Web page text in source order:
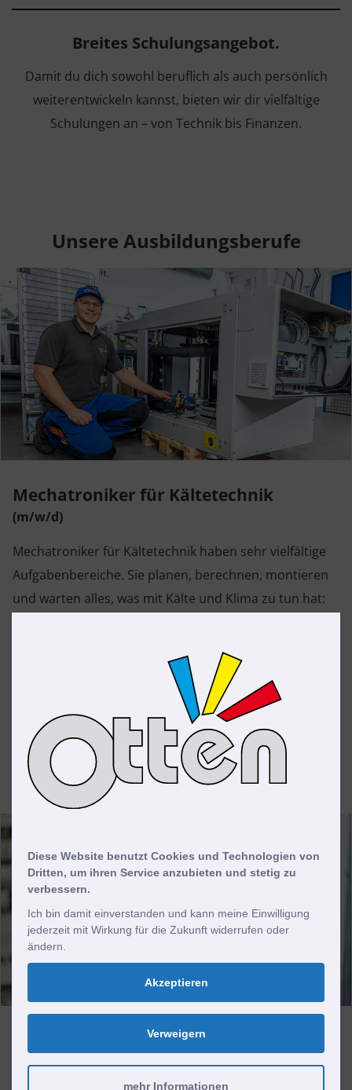
Breites Schulungsangebot.
Damit du dich sowohl beruflich als auch persönlich
weiterentwickeln kannst, bieten wir dir vielfältige
Schulungen an – von Technik bis Finanzen.
Unsere Ausbildungsberufe
Mechatroniker für Kältetechnik
(m/w/d)
Mechatroniker für Kältetechnik haben sehr vielfältige
Aufgabenbereiche. Sie planen, berechnen, montieren
und warten alles, was mit Kälte und Klima zu tun hat:
Anlagen aus dem Effeff. Sie wissen, wie man für eine
optimale Isolierung oder Dämmung sorgt. Und sie sind
fit im Thema Energieeinsparung.
Mehr erfahren
Elektroniker für Energie- und
Gebäudetechnik
Diese Website benutzt Cookies und Technologien von
Dritten, um ihren Service anzubieten und stetig zu
verbessern.
Ich bin damit einverstanden und kann meine Einwilligung
jederzeit mit Wirkung für die Zukunft widerrufen oder
ändern.
Akzeptieren
Verweigern
mehr Informationen